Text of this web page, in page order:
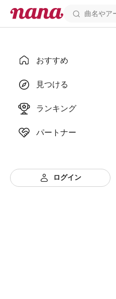
おすすめ
見つける
ランキング
パートナー
ログイン